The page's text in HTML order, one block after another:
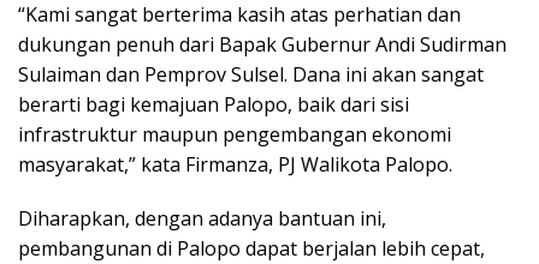
“Kami sangat berterima kasih atas perhatian dan
dukungan penuh dari Bapak Gubernur Andi Sudirman
Sulaiman dan Pemprov Sulsel. Dana ini akan sangat
berarti bagi kemajuan Palopo, baik dari sisi
infrastruktur maupun pengembangan ekonomi
masyarakat,” kata Firmanza, PJ Walikota Palopo.
Diharapkan, dengan adanya bantuan ini,
pembangunan di Palopo dapat berjalan lebih cepat,